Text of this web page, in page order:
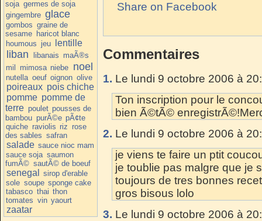
soja germes de soja
gingembre glace
gombos graine de
sesame haricot blanc
houmous jeu lentille
liban libanais maÃ®s
mil mimosa niebe noel
nutella oeuf oignon olive
poireaux pois chiche
pomme pomme de
terre poulet pousses de
bambou purÃ©e pÃ¢te
quiche raviolis riz rose
des sables safran
salade sauce nioc mam
sauce soja saumon
fumÃ© sautÃ© de boeuf
senegal
sirop d'erable
sole soupe sponge cake
tabasco thai thon
tomates vin yaourt
zaatar
Share on Facebook
Commentaires
1. Le lundi 9 octobre 2006 à
Ton inscription pour le
bien Ã©tÃ©
2. Le lundi 9 octobre 2006 à
je viens te faire un ptit
je toublie pas malgre que je
toujours de tres bonnes
gros bisous lolo
3. Le lundi 9 octobre 2006 à